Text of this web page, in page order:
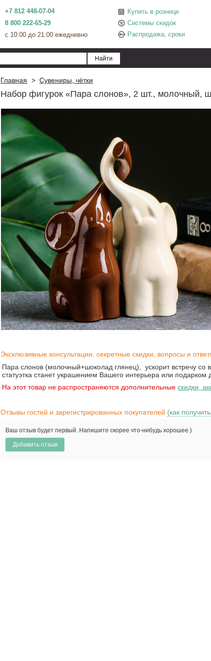
+7 812 448-07-04
8 800 222-65-29
c 10:00 до 21:00 ежедневно
Купить в рознице
Системы скидок
Распродажа, сроки
Главная > Сувениры, чётки
Набор фигурок «Пара слонов», 2 шт., молочный,
Эксклюзивные консультации, секретные скидки, вопросы и
Пара слонов (молочный+шоколад глянец), ускорит встречу со
статуэтка станет украшением Вашего интерьера или подарком
На этот товар не распространяются дополнительныескидки,
Отзывы гостей и зарегистрированных покупателей (как
Ваш отзыв будет первый. Напишите скорее что-нибудь хорошее )